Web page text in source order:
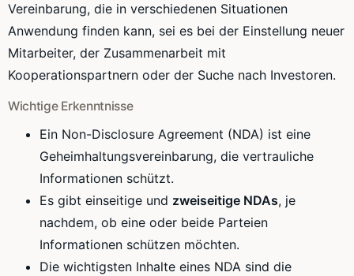
Vereinbarung, die in verschiedenen Situationen
Anwendung finden kann, sei es bei der Einstellung neuer
Mitarbeiter, der Zusammenarbeit mit
Kooperationspartnern oder der Suche nach Investoren.
Wichtige Erkenntnisse
Ein Non-Disclosure Agreement (NDA) ist eine
Geheimhaltungsvereinbarung, die vertrauliche
Informationen schützt.
Es gibt einseitige und zweiseitige NDAs, je
nachdem, ob eine oder beide Parteien
Informationen schützen möchten.
Die wichtigsten Inhalte eines NDA sind die